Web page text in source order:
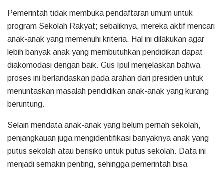
Pemerintah tidak membuka pendaftaran umum untuk
program Sekolah Rakyat; sebaliknya, mereka aktif mencari
anak-anak yang memenuhi kriteria. Hal ini dilakukan agar
lebih banyak anak yang membutuhkan pendidikan dapat
diakomodasi dengan baik. Gus Ipul menjelaskan bahwa
proses ini berlandaskan pada arahan dari presiden untuk
menuntaskan masalah pendidikan anak-anak yang kurang
beruntung.
Selain mendata anak-anak yang belum pernah sekolah,
penjangkauan juga mengidentifikasi banyaknya anak yang
putus sekolah atau berisiko untuk putus sekolah. Data ini
menjadi semakin penting, sehingga pemerintah bisa